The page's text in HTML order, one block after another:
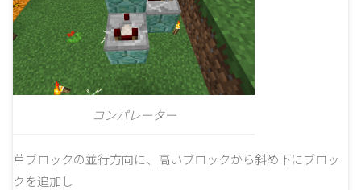
コンパレーター
草ブロックの並行方向に、高いブロックから斜め下にブロッ
クを追加し